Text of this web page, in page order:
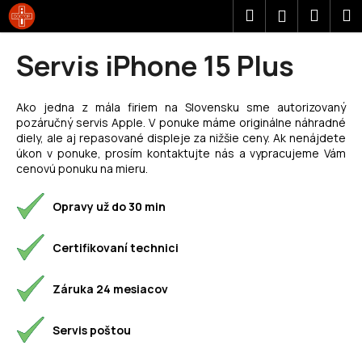
Prejsť
na
obsah
Hľadať
Servis iPhone 15 Plus
Ako jedna z mála firiem na Slovensku sme autorizovaný
pozáručný servis Apple. V ponuke máme originálne náhradné
diely, ale aj repasované displeje za nižšie ceny. Ak nenájdete
úkon v ponuke, prosím kontaktujte nás a vypracujeme Vám
cenovú ponuku na mieru.
Opravy už do 30 min
Certifikovaní technici
Záruka 24 mesiacov
Servis poštou
K
o
o
p
o
t
e
u
e
e